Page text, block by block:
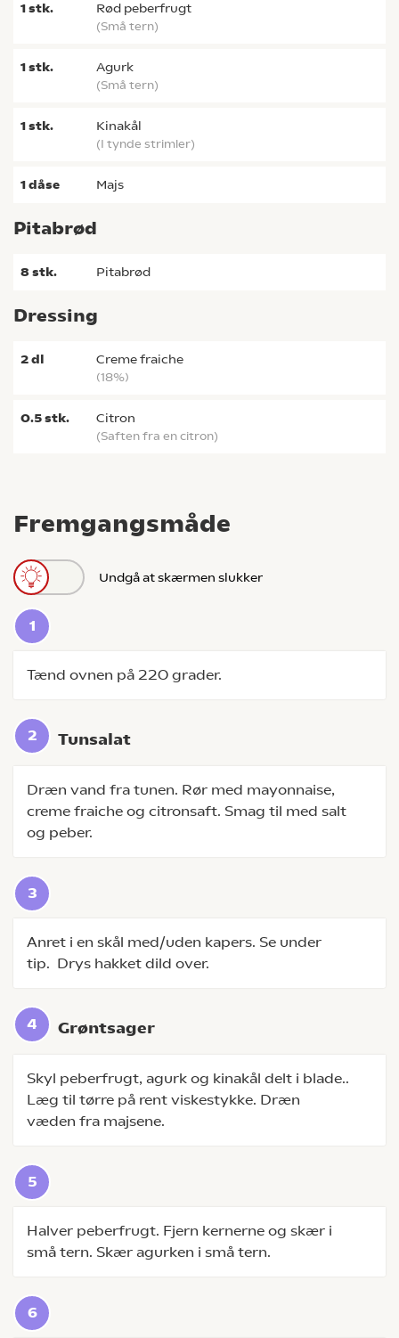
Fremgangsmåde
Undgå at skærmen slukker
Tænd ovnen på 220 grader.
Tunsalat
Dræn vand fra tunen. Rør med mayonnaise,
creme fraiche og citronsaft. Smag til med salt
og peber.
Anret i en skål med/uden kapers. Se under
tip. Drys hakket dild over.
Grøntsager
Skyl peberfrugt, agurk og kinakål delt i blade..
Læg til tørre på rent viskestykke. Dræn
væden fra majsene.
Halver peberfrugt. Fjern kernerne og skær i
små tern. Skær agurken i små tern.
1stk. rød peberfrugt
(små tern)
1stk. agurk
(små tern)
1stk. kinakål
(i tynde strimler)
1dåse majs
Pitabrød
8 stk. pitabrød
Dressing
2dl creme fraiche
(18%)
0.5stk. citron
(saften fra en citron)